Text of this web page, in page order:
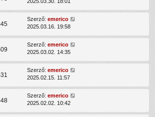
Szerző: emerico
2025.03.16. 19:58
Szerző: emerico
2025.03.02. 14:35
Szerző: emerico
2025.02.15. 11:57
Szerző: emerico
2025.02.02. 10:42